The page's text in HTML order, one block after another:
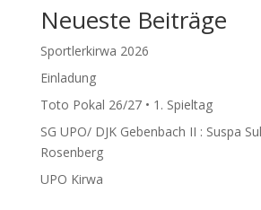
Neueste Beiträge
Sportlerkirwa 2026
Einladung
Toto Pokal 26/27 • 1. Spieltag
SG UPO/ DJK Gebenbach II : Suspa
Rosenberg
UPO Kirwa